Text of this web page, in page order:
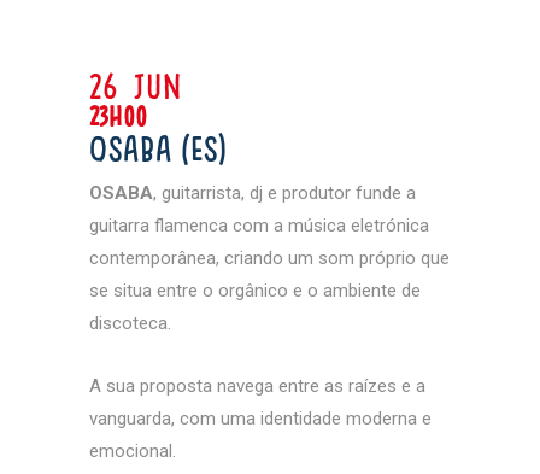
26 jun
23h00
Osaba (ES)
OSABA, guitarrista, dj e produtor funde a
guitarra flamenca com a música eletrónica
contemporânea, criando um som próprio que
se situa entre o orgânico e o ambiente de
discoteca.
A sua proposta navega entre as raízes e a
vanguarda, com uma identidade moderna e
emocional.